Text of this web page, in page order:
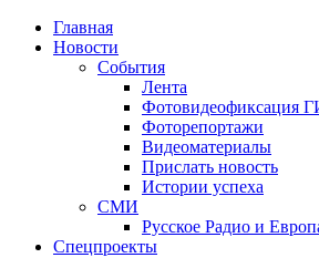
Главная
Новости
События
Лента
Фотовидеофиксация
Фоторепортажи
Видеоматериалы
Прислать новость
Истории успеха
СМИ
Русское Радио и
Спецпроекты